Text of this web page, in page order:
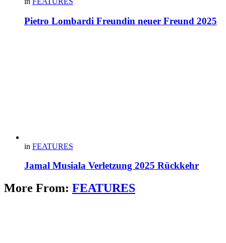
Pietro Lombardi Freundin neuer Freund 2025
in FEATURES
Jamal Musiala Verletzung 2025 Rückkehr
More From: FEATURES